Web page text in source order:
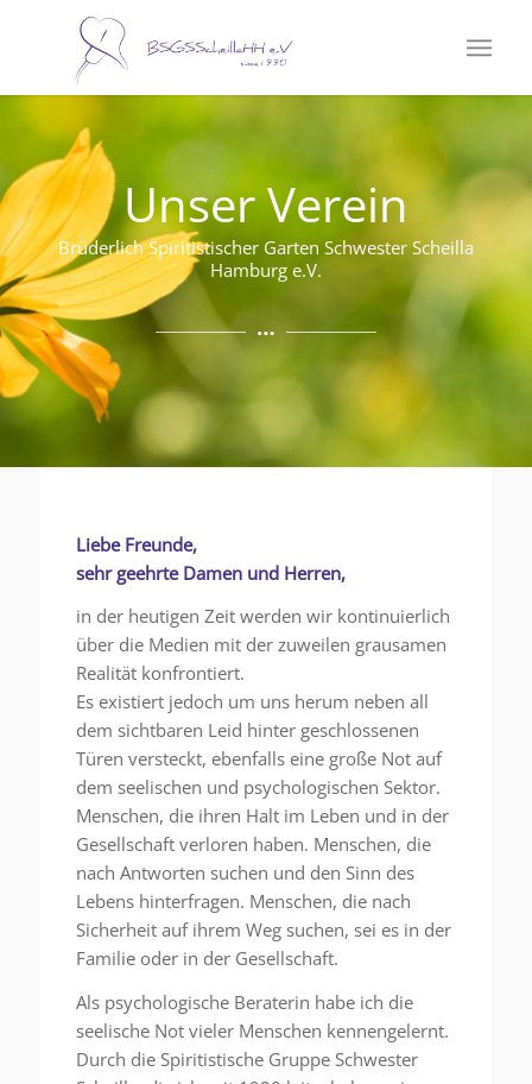
Unser Verein
Brüderlich Spiritistischer Garten Schwester Scheilla
Hamburg e.V.
Liebe Freunde,
sehr geehrte Damen und Herren,
in der heutigen Zeit werden wir kontinuierlich
über die Medien mit der zuweilen grausamen
Realität konfrontiert.
Es existiert jedoch um uns herum neben all
dem sichtbaren Leid hinter geschlossenen
Türen versteckt, ebenfalls eine große Not auf
dem seelischen und psychologischen Sektor.
Menschen, die ihren Halt im Leben und in der
Gesellschaft verloren haben. Menschen, die
nach Antworten suchen und den Sinn des
Lebens hinterfragen. Menschen, die nach
Sicherheit auf ihrem Weg suchen, sei es in der
Familie oder in der Gesellschaft.
Als psychologische Beraterin habe ich die
seelische Not vieler Menschen kennengelernt.
Durch die Spiritistische Gruppe Schwester